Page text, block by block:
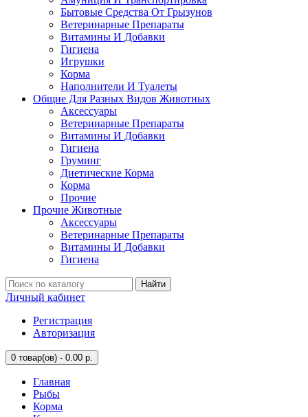
Бытовые Средства От Грызунов
Ветеринарные Препараты
Витамины И Добавки
Гигиена
Игрушки
Корма
Наполнители И Туалеты
Общие Для Разных Видов Животных
Аксессуары
Ветеринарные Препараты
Витамины И Добавки
Гигиена
Груминг
Диетические Корма
Корма
Прочие
Прочие Животные
Аксессуары
Ветеринарные Препараты
Витамины И Добавки
Гигиена
Найти
Личный кабинет
Регистрация
Авторизация
0 товар(ов) - 0.00 р.
Главная
Рыбы
Корма